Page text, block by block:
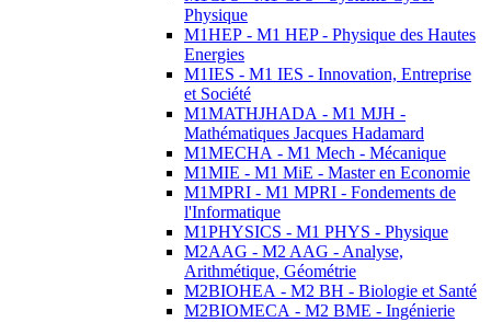
Physique
M1HEP - M1 HEP - Physique des Hautes
Energies
M1IES - M1 IES - Innovation, Entreprise
et Société
M1MATHJHADA - M1 MJH -
Mathématiques Jacques Hadamard
M1MECHA - M1 Mech - Mécanique
M1MIE - M1 MiE - Master en Economie
M1MPRI - M1 MPRI - Fondements de
l'Informatique
M1PHYSICS - M1 PHYS - Physique
M2AAG - M2 AAG - Analyse,
Arithmétique, Géométrie
M2BIOHEA - M2 BH - Biologie et Santé
M2BIOMECA - M2 BME - Ingénierie